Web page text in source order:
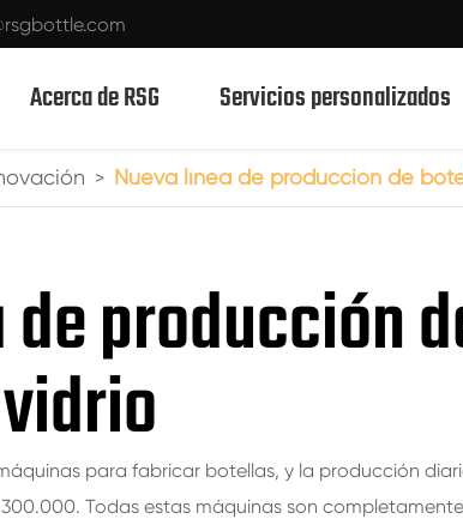
700ml botellas de vidrio de bebidas
500ml botellas de vidrio de bebidas
100mL botellas de vidrio de bebidas
Acerca de RSG Servicios personalizados
Nueva línea de producción de
producción
para fabricar botellas, y la producción
Todas estas máquinas son